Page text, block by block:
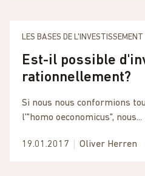
LES BASES DE L'INVESTISSEMENT
Est-il possible
rationnellement?
Si nous nous conformions
l'"homo oeconomicus", nous...
19.01.2017 Oliver Herren